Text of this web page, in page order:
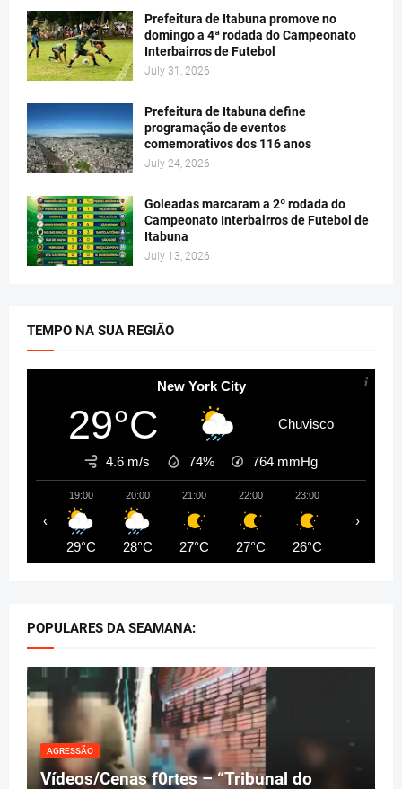
Prefeitura de Itabuna promove no
domingo a 4ª rodada do Campeonato
Interbairros de Futebol
July 31, 2026
Prefeitura de Itabuna define
programação de eventos
comemorativos dos 116 anos
July 24, 2026
Goleadas marcaram a 2º rodada do
Campeonato Interbairros de Futebol de
Itabuna
July 13, 2026
TEMPO NA SUA REGIÃO
New York City
29°C Chuvisco
4.6 m/s 74% 764 mmHg
19:00
29°C
20:00
28°C
21:00
27°C
22:00
27°C
23:00
26°C
‹ ›
POPULARES DA SEAMANA:
AGRESSÃO
Vídeos/Cenas f0rtes – “Tribunal do